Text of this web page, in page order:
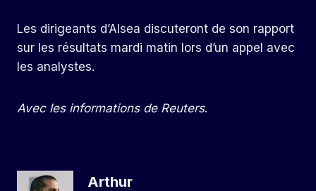
Les dirigeants d’Alsea discuteront de son rapport
sur les résultats mardi matin lors d’un appel avec
les analystes.
Avec les informations de Reuters.
Arthur